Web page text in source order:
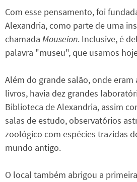
Com esse pensamento, foi
Alexandria, como parte de uma
chamada Mouseion. Inclusive, é
palavra "museu", que usamos
Além do grande salão, onde eram
livros, havia dez grandes
Biblioteca de Alexandria, assim
salas de estudo, observatórios
zoológico com espécies trazidas
mundo antigo.
O local também abrigou a